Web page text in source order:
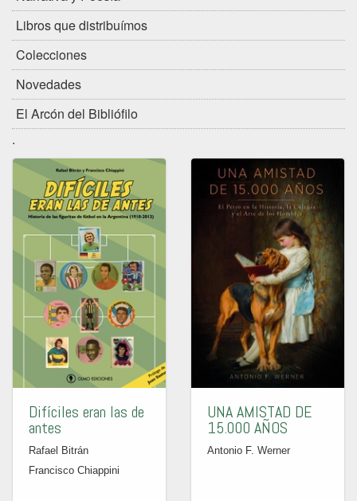
Libros que distribuímos
Colecciones
Novedades
El Arcón del Bibliófilo
.
Difíciles eran las de
antes
Rafael Bitrán
Francisco Chiappini
UNA AMISTAD DE
15.000 AÑOS
Antonio F. Werner